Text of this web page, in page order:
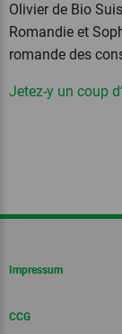
Olivier de Bio
Romandie et
romande des
Jetez-y un coup
Impressum
CCG